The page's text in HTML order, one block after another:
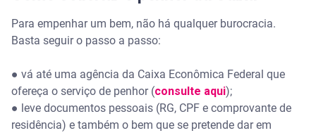
Para empenhar um bem, não há qualquer burocracia.
Basta seguir o passo a passo:
● vá até uma agência da Caixa Econômica Federal que
ofereça o serviço de penhor (consulte aqui);
● leve documentos pessoais (RG, CPF e comprovante de
residência) e também o bem que se pretende dar em